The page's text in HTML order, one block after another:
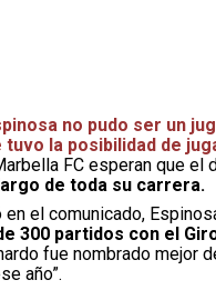
no pudo ser un
la posibilidad de
FC esperan que el
de toda su carrera.
el comunicado,
300 partidos con el
fue nombrado mejor
año”.